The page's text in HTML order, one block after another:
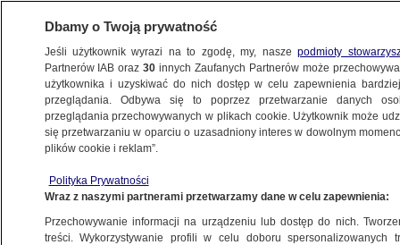
METEO
PROGNOZA
ostatnio
22.12.2024, 13:44
Dbamy o Twoją prywatność
Jeśli użytkownik wyrazi na to zgodę, my, naszepodmioty
Partnerów IAB oraz30 innych Zaufanych Partnerów może
użytkownika i uzyskiwać do nich dostęp w celu zapewnienia
przeglądania. Odbywa się to poprzez przetwarzanie danych
przeglądania przechowywanych w plikach cookie. Użytkownik może
się przetwarzaniu w oparciu o uzasadniony interes w dowolnym
plików cookie i reklam”.
Polityka Prywatności
Wraz z naszymi partnerami przetwarzamy dane w celu zapewnienia:
Przechowywanie informacji na urządzeniu lub dostęp do nich.
treści. Wykorzystywanie profili w celu doboru spersonalizowanych